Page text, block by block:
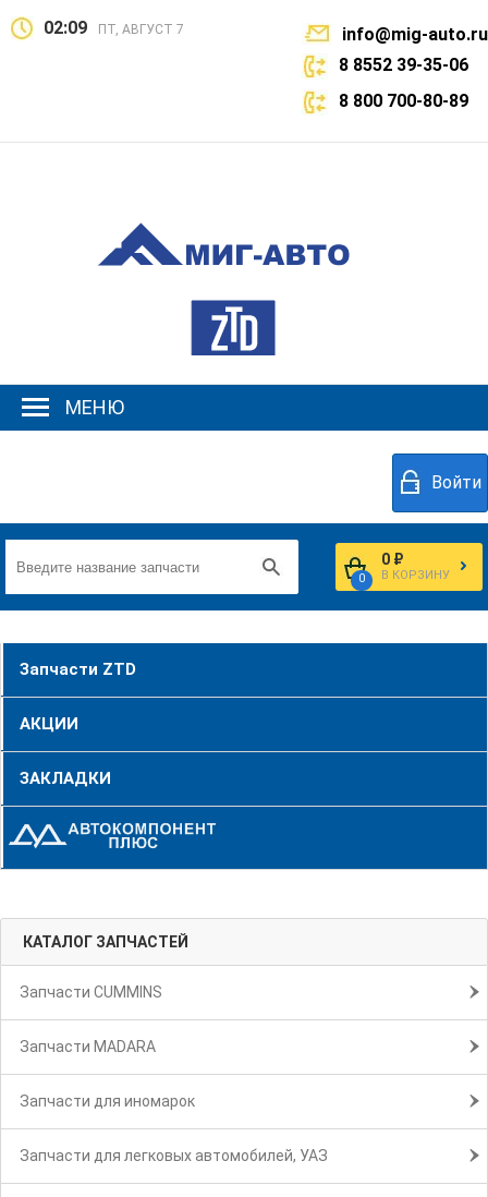
02:09 ПТ, АВГУСТ 7
info@mig-auto.ru
8 8552 39-35-06
8 800 700-80-89
МЕНЮ
Войти
0
0 ₽
В КОРЗИНУ
Запчасти ZTD
АКЦИИ
ЗАКЛАДКИ
КАТАЛОГ ЗАПЧАСТЕЙ
Запчасти CUMMINS
Запчасти MADARA
Запчасти для иномарок
Запчасти для легковых автомобилей, УАЗ